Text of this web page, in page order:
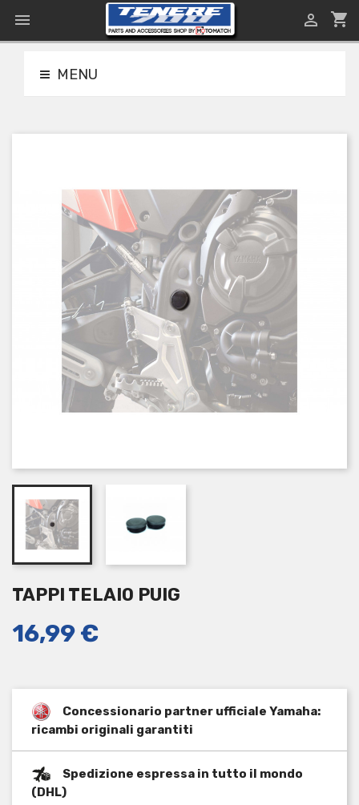
 shopping_cart

MENU
TAPPI TELAIO PUIG
16,99 €
Concessionario partner ufficiale Yamaha:
ricambi originali garantiti
Spedizione espressa in tutto il mondo
(DHL)